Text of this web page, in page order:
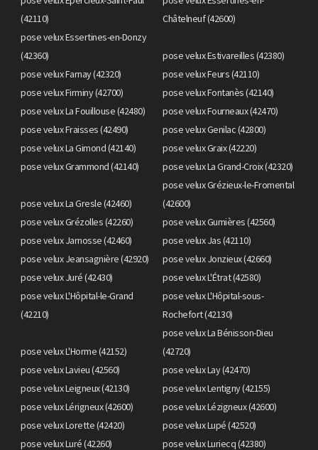
(42110)
Châtelneuf (42600)
pose velux Essertines-en-Donzy
(42360)
pose velux Estivareilles (42380)
pose velux Farnay (42320)
pose velux Feurs (42110)
pose velux Firminy (42700)
pose velux Fontanès (42140)
pose velux La Fouillouse (42480)
pose velux Fourneaux (42470)
pose velux Fraisses (42490)
pose velux Genilac (42800)
pose velux La Gimond (42140)
pose velux Graix (42220)
pose velux Grammond (42140)
pose velux La Grand-Croix (42320)
pose velux La Gresle (42460)
pose velux Grézieux-le-Fromental
(42600)
pose velux Grézolles (42260)
pose velux Gumières (42560)
pose velux Jarnosse (42460)
pose velux Jas (42110)
pose velux Jeansagnière (42920)
pose velux Jonzieux (42660)
pose velux Juré (42430)
pose velux L'Étrat (42580)
pose velux L'Hôpital-le-Grand
(42210)
pose velux L'Hôpital-sous-
Rochefort (42130)
pose velux L'Horme (42152)
pose velux La Bénisson-Dieu
(42720)
pose velux Lavieu (42560)
pose velux Lay (42470)
pose velux Leigneux (42130)
pose velux Lentigny (42155)
pose velux Lérigneux (42600)
pose velux Lézigneux (42600)
pose velux Lorette (42420)
pose velux Lupé (42520)
pose velux Luré (42260)
pose velux Luriecq (42380)